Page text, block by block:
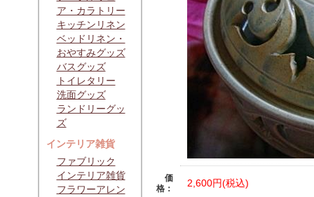
ア・カラトリー
キッチンリネン
ベッドリネン・
おやすみグッズ
バスグッズ
トイレタリー
洗面グッズ
ランドリーグッ
ズ
インテリア雑貨
ファブリック
インテリア雑貨
フラワーアレン
価
格：
2,600円(税込)